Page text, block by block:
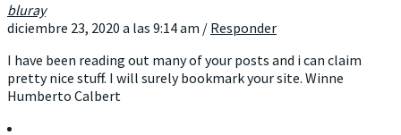
bluray
diciembre 23, 2020 a las 9:14 am / Responder
I have been reading out many of your posts and i can claim
pretty nice stuff. I will surely bookmark your site. Winne
Humberto Calbert